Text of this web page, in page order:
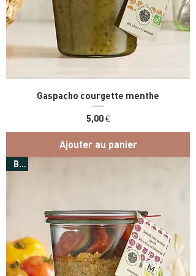
Gaspacho courgette menthe
Prix
5,00 €
Ajouter au panier
Bio